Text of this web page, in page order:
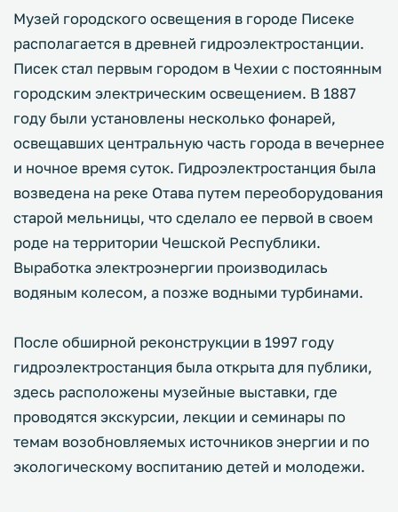
Музей городского освещения в городе Писеке
располагается в древней гидроэлектростанции.
Писек стал первым городом в Чехии с постоянным
городским электрическим освещением. В 1887
году были установлены несколько фонарей,
освещавших центральную часть города в вечернее
и ночное время суток. Гидроэлектростанция была
возведена на реке Отава путем переоборудования
старой мельницы, что сделало ее первой в своем
роде на территории Чешской Республики.
Выработка электроэнергии производилась
водяным колесом, а позже водными турбинами.
После обширной реконструкции в 1997 году
гидроэлектростанция была открыта для публики,
здесь расположены музейные выставки, где
проводятся экскурсии, лекции и семинары по
темам возобновляемых источников энергии и по
экологическому воспитанию детей и молодежи.